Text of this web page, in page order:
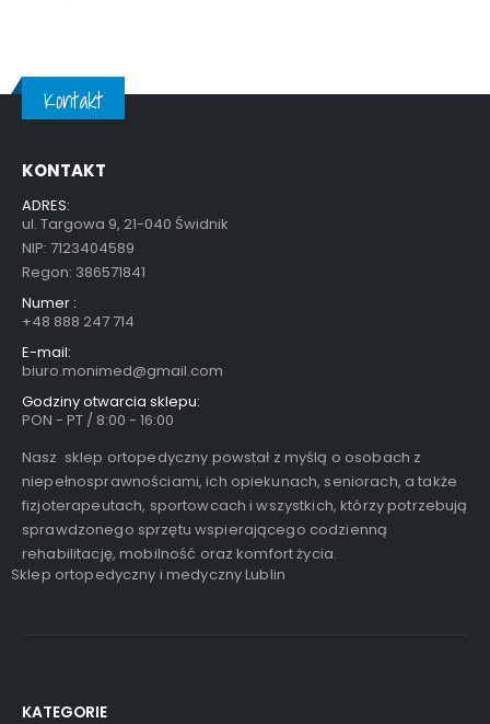
Kontakt
KONTAKT
ADRES:
ul. Targowa 9, 21-040 Świdnik
NIP: 7123404589
Regon: 386571841
Numer :
+48 888 247 714
E-mail:
biuro.monimed@gmail.com
Godziny otwarcia sklepu:
PON - PT / 8:00 - 16:00
Nasz sklep ortopedyczny powstał z myślą o osobach z
niepełnosprawnościami, ich opiekunach, seniorach, a także
fizjoterapeutach, sportowcach i wszystkich, którzy potrzebują
sprawdzonego sprzętu wspierającego codzienną
rehabilitację, mobilność oraz komfort życia.
Sklep ortopedyczny i medyczny Lublin
KATEGORIE